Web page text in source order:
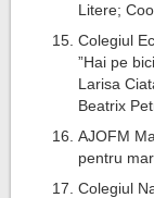
Litere;
Colegiul
”Hai pe
Larisa
Beatrix
AJOFM
pentru
Colegiul